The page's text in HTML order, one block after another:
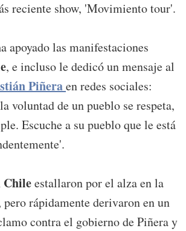
reciente show, 'Movimiento tour'.
apoyado las manifestaciones
, e incluso le dedicó un mensaje al
Piñeraen redes sociales:
voluntad de un pueblo se respeta,
Escuche a su pueblo que le está
Chileestallaron por el alza en la
rápidamente derivaron en un
contra el gobierno de Piñera y